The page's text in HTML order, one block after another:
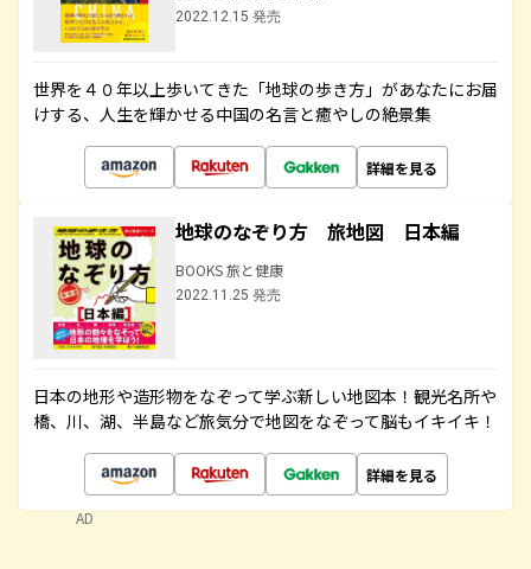
2022.12.15 発売
世界を４０年以上歩いてきた「地球の歩き方」があなたにお届
けする、人生を輝かせる中国の名言と癒やしの絶景集
詳細を見る
地球のなぞり方 旅地図 日本編
BOOKS 旅と健康
2022.11.25 発売
日本の地形や造形物をなぞって学ぶ新しい地図本！観光名所や
橋、川、湖、半島など旅気分で地図をなぞって脳もイキイキ！
詳細を見る
AD